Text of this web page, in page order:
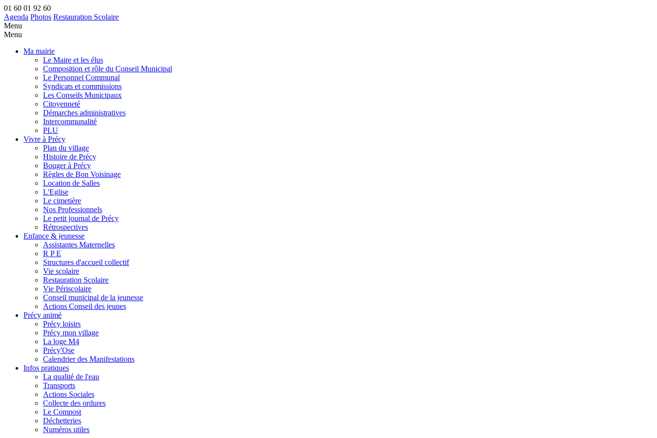
01 60 01 92 60
Agenda Photos Restauration Scolaire
Menu
Menu
Ma mairie
Le Maire et les élus
Composition et rôle du Conseil Municipal
Le Personnel Communal
Syndicats et commissions
Les Conseils Municipaux
Citoyenneté
Démarches administratives
Intercommunalité
PLU
Vivre à Précy
Plan du village
Histoire de Précy
Bouger à Précy
Règles de Bon Voisinage
Location de Salles
L'Eglise
Le cimetière
Nos Professionnels
Le petit journal de Précy
Rétrospectives
Enfance & jeunesse
Assistantes Maternelles
R P E
Structures d'accueil collectif
Vie scolaire
Restauration Scolaire
Vie Périscolaire
Conseil municipal de la jeunesse
Actions Conseil des jeunes
Précy animé
Précy loisirs
Précy mon village
La loge M4
Précy'Ose
Calendrier des Manifestations
Infos pratiques
La qualité de l'eau
Transports
Actions Sociales
Collecte des ordures
Le Compost
Déchetteries
Numéros utiles